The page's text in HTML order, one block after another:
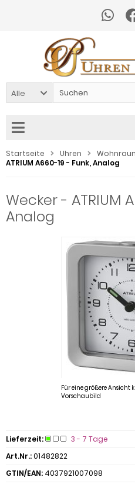
Alle
Startseite Uhren
ATRIUM A660-19 - Funk, Analog
Wecker - ATRIUM
Analog
Für eine größere Ansicht
Vorschaubild
Lieferzeit:
3 - 7 Tage
Art.Nr.:01482822
GTIN/EAN: 4037921007098